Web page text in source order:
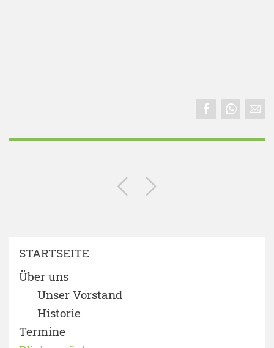
STARTSEITE
Über uns
Unser Vorstand
Historie
Termine